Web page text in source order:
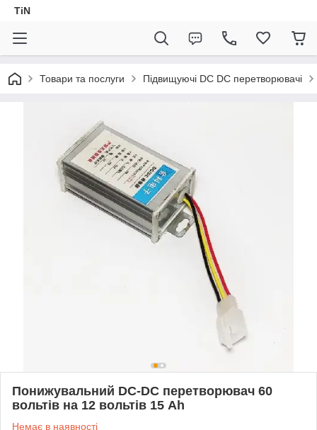
TiN
Товари та послуги Підвищуючі DC DC перетворювачі
Понижувальний DC-DC перетворювач 60
вольтів на 12 вольтів 15 Ah
Немає в наявності